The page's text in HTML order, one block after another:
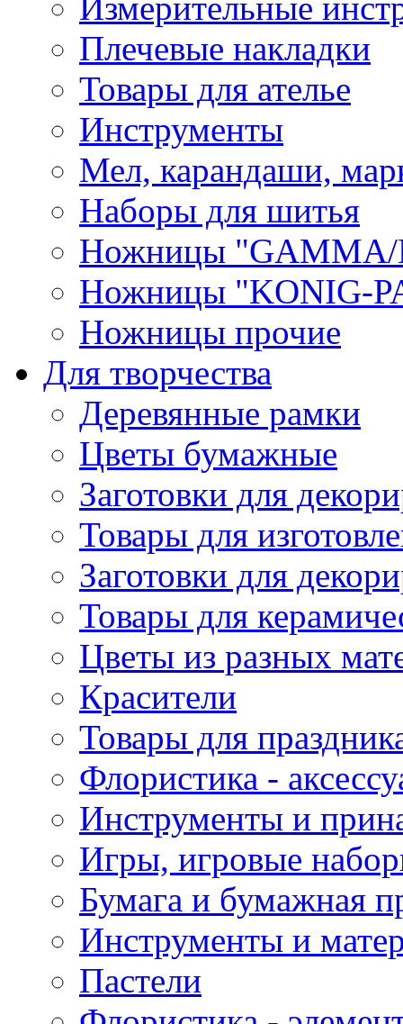
Плечевые накладки
Товары для ателье
Инструменты
Мел, карандаши,
Наборы для шитья
Ножницы "GAMMA/
Ножницы "KONIG-
Ножницы прочие
Для творчества
Деревянные рамки
Цветы бумажные
Заготовки для
Товары для
Заготовки для
Товары для
Цветы из разных
Красители
Товары для
Флористика -
Инструменты и
Игры, игровые
Бумага и бумажная
Инструменты и
Пастели